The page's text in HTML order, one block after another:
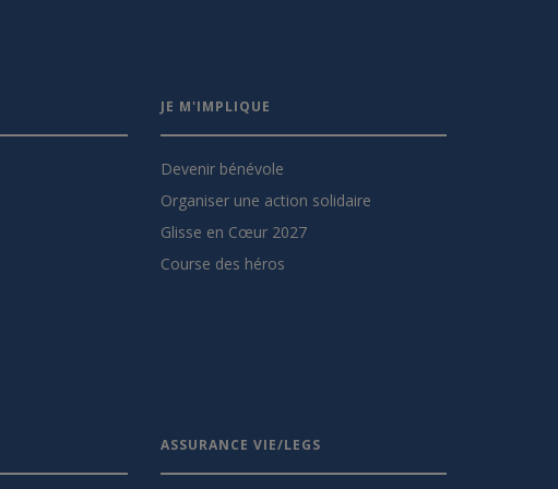
JE M'IMPLIQUE
Devenir bénévole
Organiser une action solidaire
Glisse en Cœur 2027
Course des héros
ASSURANCE VIE/LEGS